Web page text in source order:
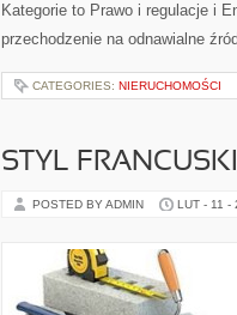
Kategorie to Prawo i regulacje i
przechodzenie na odnawialne
CATEGORIES: NIERUCHOMOŚCI
STYL FRANCUSKI
POSTED BY ADMIN LUT - 11 -